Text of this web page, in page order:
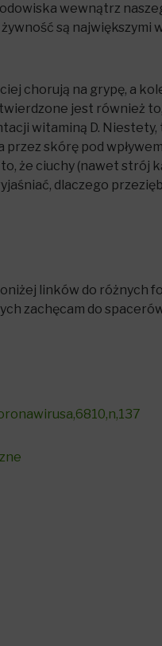
wewnątrz
są największymi
chorują na grypę, a
jest również
witaminą D.
skórę pod wpływem
że ciuchy (nawet strój
dlaczego
linków do różnych
zachęcam do